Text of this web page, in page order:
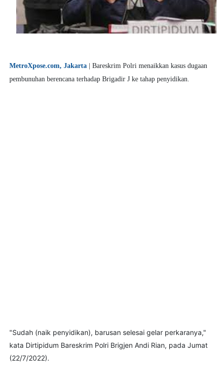
MetroXpose.com, Jakarta
| Bareskrim Polri menaikkan kasus dugaan
pembunuhan berencana terhadap Brigadir J ke tahap penyidikan.
"Sudah (naik penyidikan), barusan selesai gelar perkaranya,"
kata Dirtipidum Bareskrim Polri Brigjen Andi Rian, pada Jumat
(22/7/2022).